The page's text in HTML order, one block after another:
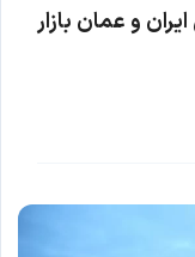
و عمان بازار